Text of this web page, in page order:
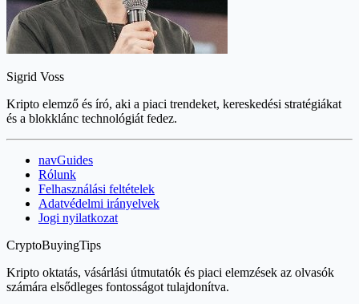
Sigrid Voss
Kripto elemző és író, aki a piaci trendeket, kereskedési stratégiákat
és a blokklánc technológiát fedez.
navGuides
Rólunk
Felhasználási feltételek
Adatvédelmi irányelvek
Jogi nyilatkozat
CryptoBuyingTips
Kripto oktatás, vásárlási útmutatók és piaci elemzések az olvasók
számára elsődleges fontosságot tulajdonítva.